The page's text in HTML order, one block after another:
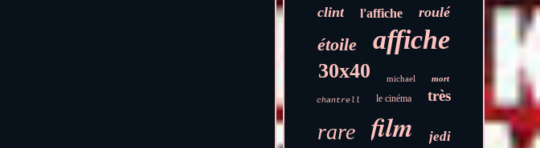
clint l'affiche roulé
étoile affiche
30x40 michael mort
chantrell le cinéma très
rare film jedi